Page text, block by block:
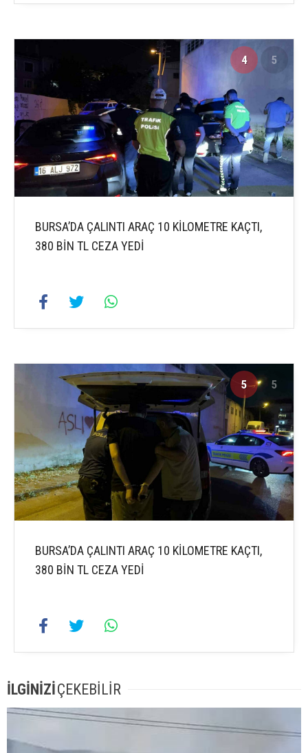
4 5
BURSA’DA ÇALINTI ARAÇ 10 KİLOMETRE KAÇTI,
380 BİN TL CEZA YEDİ
5 5
BURSA’DA ÇALINTI ARAÇ 10 KİLOMETRE KAÇTI,
380 BİN TL CEZA YEDİ
İLGİNİZİÇEKEBİLİR